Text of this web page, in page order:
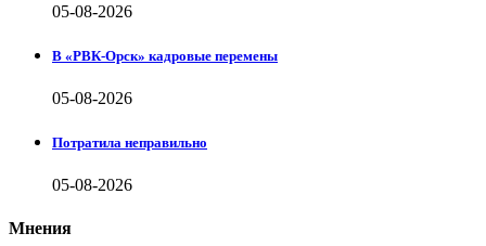
05-08-2026
В «РВК-Орск» кадровые перемены
05-08-2026
Потратила неправильно
05-08-2026
Мнения